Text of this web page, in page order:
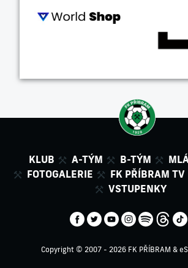
KLUB A-TÝM B-TÝM
FOTOGALERIE
FK PŘÍBRAM TV
VSTUPENKY
Copyright © 2007 - 2026 FK PŘÍBRAM &